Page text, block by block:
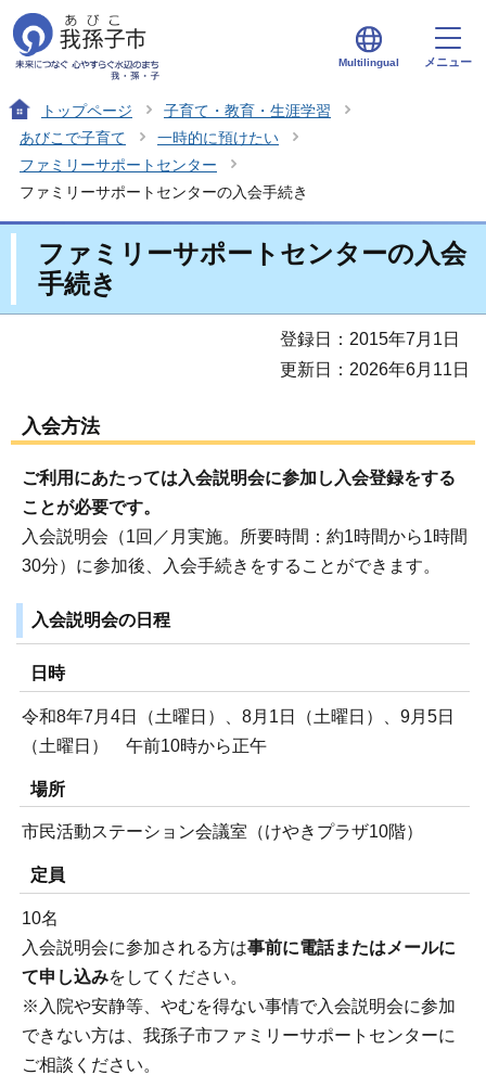
Multilingual メニュー
トップページ
子育て・教育・生涯学習
あびこで子育て
一時的に預けたい
ファミリーサポートセンター
ファミリーサポートセンターの入会手続き
ファミリーサポートセンターの入会
手続き
登録日：2015年7月1日
更新日：2026年6月11日
入会方法
ご利用にあたっては入会説明会に参加し入会登録をする
ことが必要です。
入会説明会（1回／月実施。所要時間：約1時間から1時間
30分）に参加後、入会手続きをすることができます。
入会説明会の日程
日時
令和8年7月4日（土曜日）、8月1日（土曜日）、9月5日
（土曜日） 午前10時から正午
場所
市民活動ステーション会議室（けやきプラザ10階）
定員
10名
入会説明会に参加される方は事前に電話またはメールに
て申し込みをしてください。
※入院や安静等、やむを得ない事情で入会説明会に参加
できない方は、我孫子市ファミリーサポートセンターに
ご相談ください。